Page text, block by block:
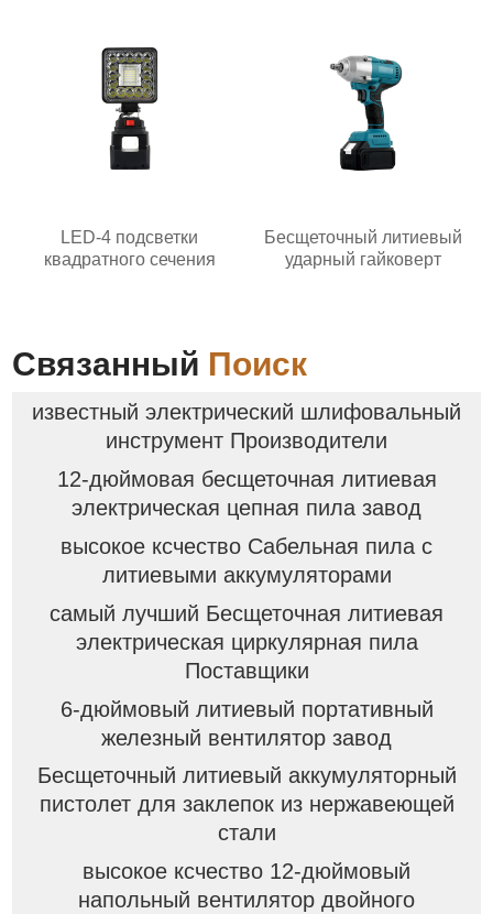
LED-4 подсветки
квадратного сечения
Бесщеточный литиевый
ударный гайковерт
Связанный Поиск
известный электрический шлифовальный
инструмент Производители
12-дюймовая бесщеточная литиевая
электрическая цепная пила завод
высокое ксчество Сабельная пила с
литиевыми аккумуляторами
самый лучший Бесщеточная литиевая
электрическая циркулярная пила
Поставщики
6-дюймовый литиевый портативный
железный вентилятор завод
Бесщеточный литиевый аккумуляторный
пистолет для заклепок из нержавеющей
стали
высокое ксчество 12-дюймовый
напольный вентилятор двойного